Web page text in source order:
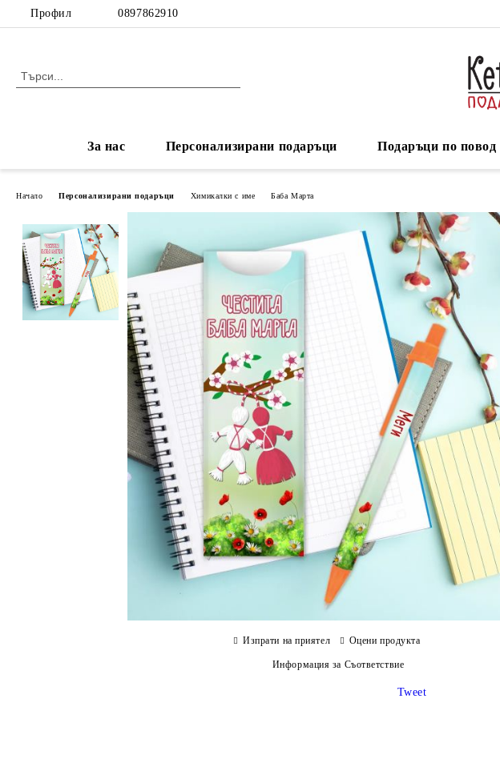
Профил 0897862910
За нас Персонализирани подаръци Подаръци по повод
Начало Персонализирани подаръци Химикалки с име Баба Марта
Изпрати на приятел Оцени продукта
Информация за Съответствие
Tweet